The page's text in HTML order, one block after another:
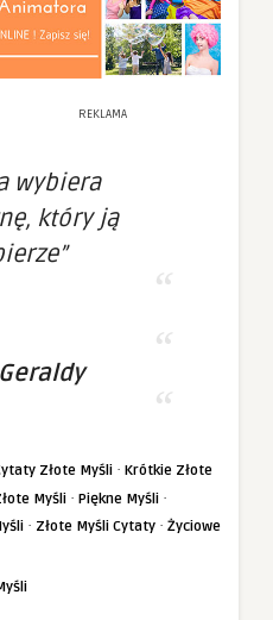
REKLAMA
wybiera
który ją
Złote Myśli · Krótkie Złote
Myśli · Piękne Myśli ·
· Złote Myśli Cytaty · Życiowe